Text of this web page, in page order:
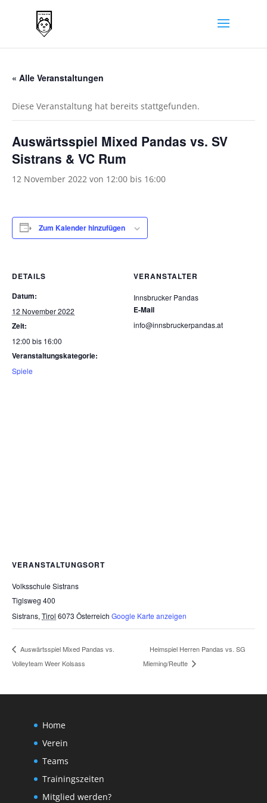
« Alle Veranstaltungen
Diese Veranstaltung hat bereits stattgefunden.
Auswärtsspiel Mixed Pandas vs. SV
Sistrans & VC Rum
12 November 2022 von 12:00 bis 16:00
Zum Kalender hinzufügen
DETAILS
Datum:
12 November 2022
Zeit:
12:00 bis 16:00
Veranstaltungskategorie:
Spiele
VERANSTALTER
Innsbrucker Pandas
E-Mail
info@innsbruckerpandas.at
VERANSTALTUNGSORT
Volksschule Sistrans
Tiglsweg 400
Sistrans, Tirol 6073 Österreich Google Karte anzeigen
Auswärtsspiel Mixed Pandas vs.
Volleyteam Weer Kolsass
Heimspiel Herren Pandas vs. SG
Mieming/Reutte
Home
Verein
Teams
Trainingszeiten
Mitglied werden?